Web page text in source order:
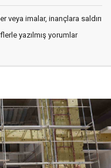
veya imalar, inançlara saldırı
yazılmış yorumlar